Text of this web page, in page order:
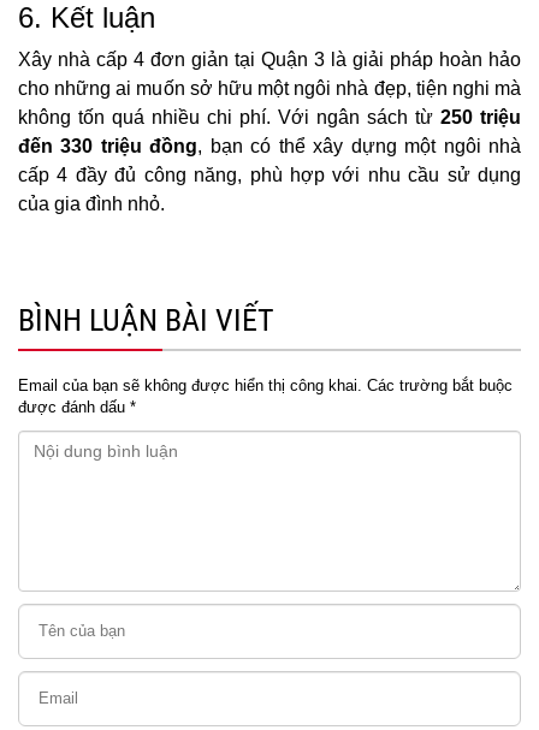
6. Kết luận
Xây nhà cấp 4 đơn giản tại Quận 3 là giải pháp hoàn hảo
cho những ai muốn sở hữu một ngôi nhà đẹp, tiện nghi mà
không tốn quá nhiều chi phí. Với ngân sách từ 250 triệu
đến 330 triệu đồng, bạn có thể xây dựng một ngôi nhà
cấp 4 đầy đủ công năng, phù hợp với nhu cầu sử dụng
của gia đình nhỏ.
BÌNH LUẬN BÀI VIẾT
Email của bạn sẽ không được hiển thị công khai. Các trường bắt buộc
được đánh dấu *